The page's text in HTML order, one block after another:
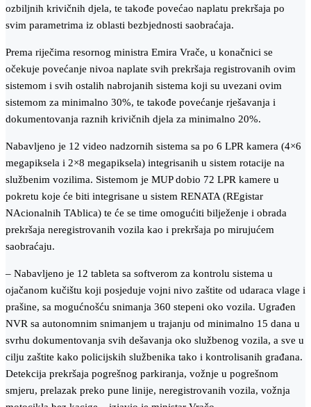
ozbiljnih krivičnih djela, te takođe povećao naplatu prekršaja po
svim parametrima iz oblasti bezbjednosti saobraćaja.
Prema riječima resornog ministra Emira Vrače, u konačnici se
očekuje povećanje nivoa naplate svih prekršaja registrovanih ovim
sistemom i svih ostalih nabrojanih sistema koji su uvezani ovim
sistemom za minimalno 30%, te takođe povećanje rješavanja i
dokumentovanja raznih krivičnih djela za minimalno 20%.
Nabavljeno je 12 video nadzornih sistema sa po 6 LPR kamera (4×6
megapiksela i 2×8 megapiksela) integrisanih u sistem rotacije na
službenim vozilima. Sistemom je MUP dobio 72 LPR kamere u
pokretu koje će biti integrisane u sistem RENATA (REgistar
NAcionalnih TAblica) te će se time omogućiti bilježenje i obrada
prekršaja neregistrovanih vozila kao i prekršaja po mirujućem
saobraćaju.
– Nabavljeno je 12 tableta sa softverom za kontrolu sistema u
ojačanom kučištu koji posjeduje vojni nivo zaštite od udaraca vlage i
prašine, sa mogućnošću snimanja 360 stepeni oko vozila. Ugrađen
NVR sa autonomnim snimanjem u trajanju od minimalno 15 dana u
svrhu dokumentovanja svih dešavanja oko službenog vozila, a sve u
cilju zaštite kako policijskih službenika tako i kontrolisanih građana.
Detekcija prekršaja pogrešnog parkiranja, vožnje u pogrešnom
smjeru, prelazak preko pune linije, neregistrovanih vozila, vožnja